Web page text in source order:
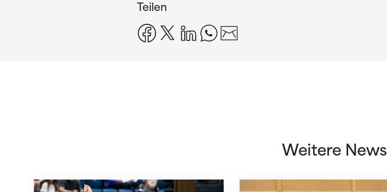
Teilen
facebook
x linkedinwhatsapp
Weitere News
Nächster Halt: Weltmeisterschaft Mit klaren Zielen nach Zagreb